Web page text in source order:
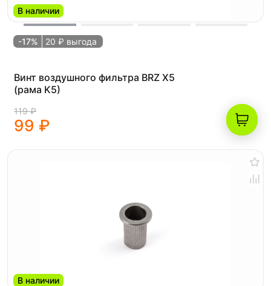
В наличии
-17% 20 ₽ выгода
Винт воздушного фильтра BRZ X5
(рама K5)
119 ₽
99 ₽
В наличии